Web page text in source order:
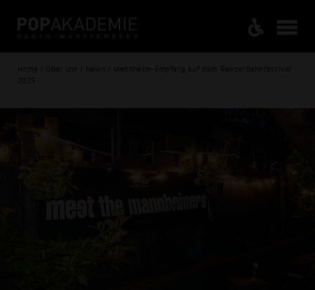
Home / Über uns / News / Mannheim-Empfang auf dem Reeperbahnfestival
2025